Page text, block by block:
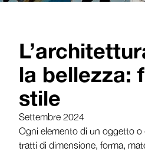
la bellezza:
stile
Settembre 2024
Ogni elemento di un oggetto o
tratti di dimensione, forma,